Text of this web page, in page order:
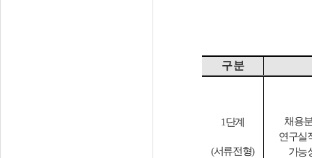
구 분
1단계
(서류전형)
채용
연구실
가능